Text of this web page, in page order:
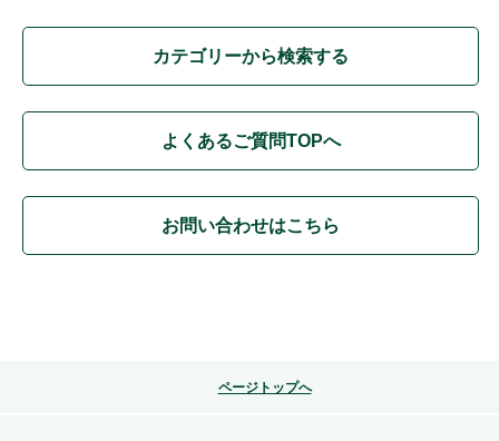
カテゴリーから検索する
よくあるご質問TOPへ
お問い合わせはこちら
ページトップへ